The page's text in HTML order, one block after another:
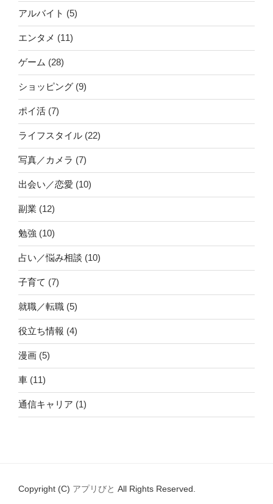
アルバイト (5)
エンタメ (11)
ゲーム (28)
ショッピング (9)
ポイ活 (7)
ライフスタイル (22)
写真／カメラ (7)
出会い／恋愛 (10)
副業 (12)
勉強 (10)
占い／悩み相談 (10)
子育て (7)
就職／転職 (5)
役立ち情報 (4)
漫画 (5)
車 (11)
通信キャリア (1)
Copyright (C) アプリびと All Rights Reserved.